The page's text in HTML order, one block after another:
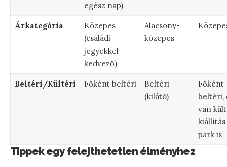
egész nap)
Árkategória
Közepes
(családi
jegyekkel
kedvező)
Alacsony-
közepes
Beltéri/Kültéri Főként beltéri
Beltéri
(kilátó)
Főként
beltéri,
van
kiállítás
park is
Tippek egy felejthetetlen élményhez